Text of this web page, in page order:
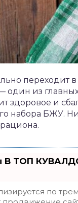
переходит
из
здоровое и
набора БЖУ.
В ТОП
по